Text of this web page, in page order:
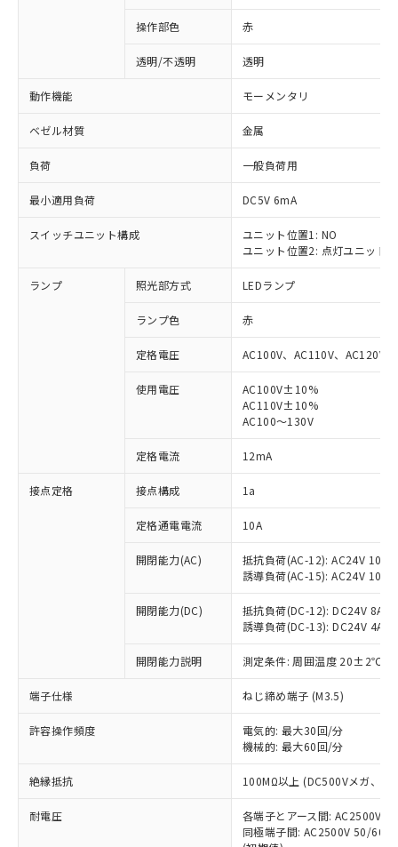
操作部色 赤
透明/不透明 透明
動作機能 モーメンタリ
ベゼル材質 金属
負荷 一般負荷用
最小適用負荷 DC5V 6mA
スイッチユニット構成
ユニット位置1: NO
ユニット位置2: 点灯ユニット
ランプ 照光部方式 LEDランプ
ランプ色 赤
定格電圧 AC100V、AC110V、AC120V
使用電圧
AC100V±10%
AC110V±10%
AC100～130V
定格電流 12mA
接点定格 接点構成 1a
定格通電電流 10A
開閉能力(AC)
抵抗負荷(AC-12): AC24V 10A/
誘導負荷(AC-15): AC24V
開閉能力(DC)
抵抗負荷(DC-12): DC24V 8A/
誘導負荷(DC-13): DC24V 4A/
開閉能力説明 測定条件: 周囲温度 20±2℃、
端子仕様 ねじ締め端子 (M3.5)
許容操作頻度
電気的: 最大30回/分
機械的: 最大60回/分
絶縁抵抗 100MΩ以上 (DC500Vメガ、点
耐電圧
各端子とアース間: AC2500V
同極端子間: AC2500V 50/
ご利用条件
以下の条件をお読みいただき、同意のうえ
本サービスは、当社制御機器事業取扱
商品の当社在庫状況および標準価格
(税抜)を提供させていただくもので
当社制御機器事業取扱商品の中には、
ことをご了承ください。
在庫状況および標準価格照会結果は、
記載している更新日時点での社内デー
タに基づき作成されるものであり、閲
覧された時点での実際の在庫および標
準価格とは異なる場合があることをご
対応済み：EU RoHS指令（10物質）の
非含有に対応した製品が提供可能な商品で
す。
対応予定：EU RoHS指令（10物質）の非含
有に対応した製品に切り替える予定のある
対応予定なし：EU RoHS指令（10物質）の
非含有に非対応の商品で、対応品を出す予
調査・確認中：EU RoHS指令（10物質）の
非含有の対応状況を調査中または確認中の
非該当品：ライセンス料など無形物で、有
害物質有無と関係のない商品です。
仕入先様の事情により、非含有部品として
いたものが、含有品と判明した場合などや
むを得ず変更することがあります。
*EU RoHS指令（10物質）：
鉛(Pb) 1000ppm以下、 水銀(Hg) 1000ppm以下、 カド
六価クロム(Cr(Ⅵ)) 1000ppm以下、ポリ臭化ビフェニル
類(PBB) 1000ppm以下、ポリ臭化ジフェニルエーテル類
「○」：最大均質材料含有率が中国RoHSの
基準値以下であることを示します。
「×」：最大均質材料含有率が中国RoHSの
基準値を超えていることを示します。
「－」：未確認です。当社販売部門へお問
*中国RoHS10物質の基準値 (GB/T26572)：
Pb(鉛) :1000ppm、 Hg(水銀) : 1000ppm、 Cd(カドミウ
Cr(Ⅵ)(六価クロム) : 1000ppm、 PBBs(ポリ臭化ビフェ
当社は、これら貴社製品のうち、外国
為替および外国貿易法に定める商品
または国外への提供する場合は、日本
国政府の輸出許可(または役務取引許
可)を取得するなどの必要な手続きを